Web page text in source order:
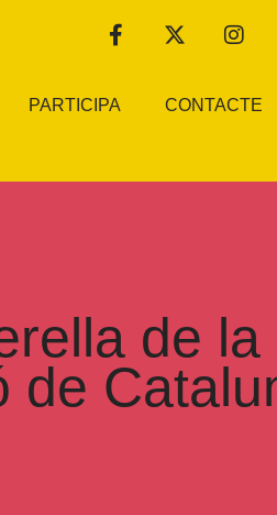
PARTICIPA CONTACTE
de la
de